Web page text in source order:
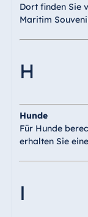
Dort finden Sie
Maritim
H
Hunde
Für Hunde
erhalten Sie
I